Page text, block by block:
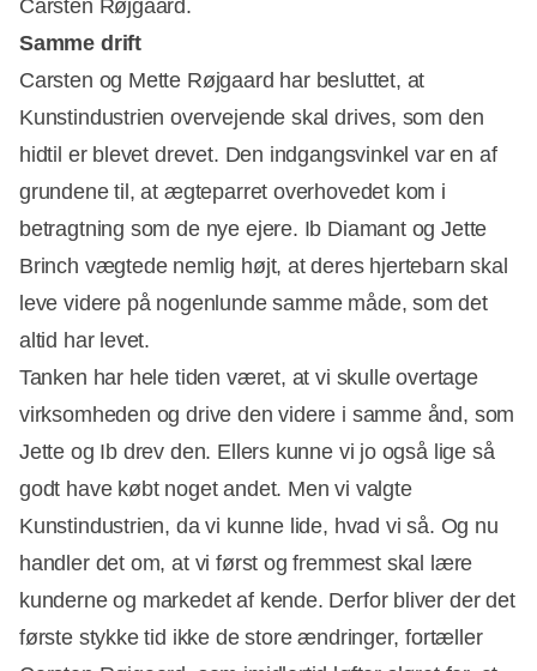
Carsten Røjgaard.
Samme drift
Carsten og Mette Røjgaard har besluttet, at
Kunstindustrien overvejende skal drives, som den
hidtil er blevet drevet. Den indgangsvinkel var en af
grundene til, at ægteparret overhovedet kom i
betragtning som de nye ejere. Ib Diamant og Jette
Brinch vægtede nemlig højt, at deres hjertebarn skal
leve videre på nogenlunde samme måde, som det
altid har levet.
Tanken har hele tiden været, at vi skulle overtage
virksomheden og drive den videre i samme ånd, som
Jette og Ib drev den. Ellers kunne vi jo også lige så
godt have købt noget andet. Men vi valgte
Kunstindustrien, da vi kunne lide, hvad vi så. Og nu
handler det om, at vi først og fremmest skal lære
kunderne og markedet af kende. Derfor bliver der det
første stykke tid ikke de store ændringer, fortæller